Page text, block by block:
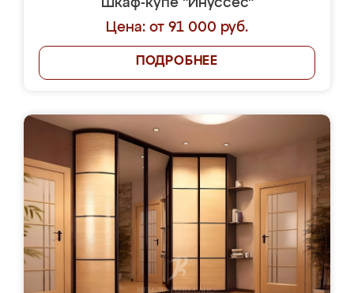
Шкаф-купе "Инуссес"
Цена: от 91 000 руб.
ПОДРОБНЕЕ